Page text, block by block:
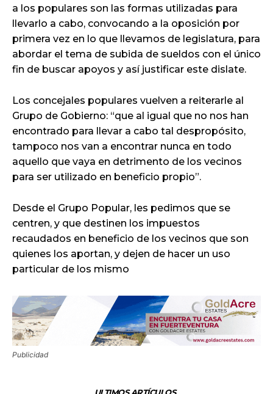
a los populares son las formas utilizadas para
llevarlo a cabo, convocando a la oposición por
primera vez en lo que llevamos de legislatura, para
abordar el tema de subida de sueldos con el único
fin de buscar apoyos y así justificar este dislate.
Los concejales populares vuelven a reiterarle al
Grupo de Gobierno: “que al igual que no nos han
encontrado para llevar a cabo tal despropósito,
tampoco nos van a encontrar nunca en todo
aquello que vaya en detrimento de los vecinos
para ser utilizado en beneficio propio”.
Desde el Grupo Popular, les pedimos que se
centren, y que destinen los impuestos
recaudados en beneficio de los vecinos que son
quienes los aportan, y dejen de hacer un uso
particular de los mismo
Publicidad